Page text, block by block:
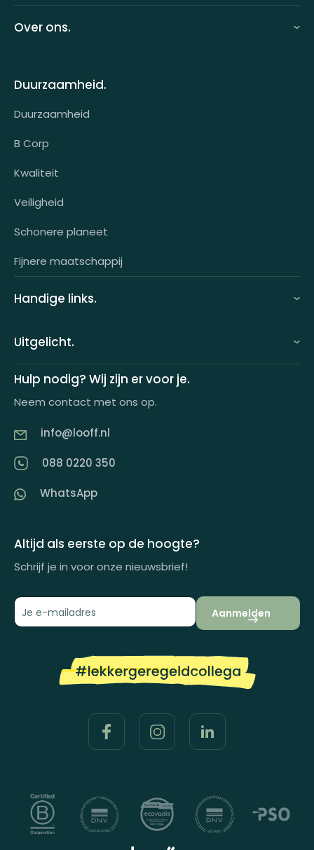
Looff attentprogramma | Collega's
Tarieven
Voor wie?
Klantcases
HR-koppeling
OCI-koppeling
Over ons.
Contact
Werken bij
Duurzaamheid.
Duurzaamheid
B Corp
Kwaliteit
Veiligheid
Schonere planeet
Fijnere maatschappij
Handige links.
FAQ
Demo aanvragen
Impactrapport
Uitgelicht.
Keuzecadeauconcepten
Looff keuzecadeaukaart
Producten in huisstijl
Hulp nodig? Wij zijn er voor je.
Neem contact met ons op.
info@looff.nl
088 0220 350
WhatsApp
Altijd als eerste op de hoogte?
Schrijf je in voor onze nieuwsbrief!
Aanmelden